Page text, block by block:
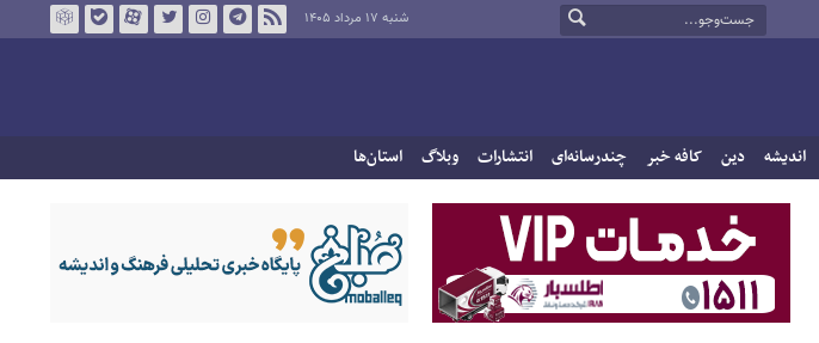
شنبه ۱۷ مرداد ۱۴۰۵
اندیشه دین کافه خبر چندرسانه‌ای انتشارات وبلاگ استان‌ها